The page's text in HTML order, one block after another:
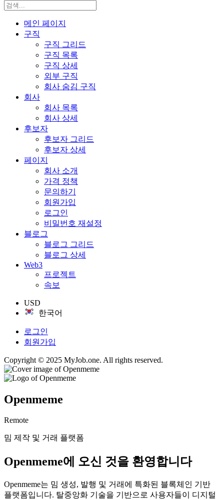
메인 페이지
구직
구직 그리드
구직 목록
구직 상세
외부 구직
회사 숨김 구직
회사
회사 목록
회사 상세
후보자
후보자 그리드
후보자 상세
페이지
회사 소개
가격 정책
문의하기
회원가입
로그인
비밀번호 재설정
블로그
블로그 그리드
블로그 상세
Web3
프로젝트
속보
USD
한국어
로그인
회원가입
Copyright © 2025 MyJob.one. All rights reserved.
Openmeme
Remote
밈 제작 및 거래 플랫폼
Openmeme에 오신 것을 환영합니다
Openmeme는 밈 생성, 발행 및 거래에 특화된 블록체인 기반
플랫폼입니다. 탈중앙화 기술을 기반으로 사용자들이 디지털